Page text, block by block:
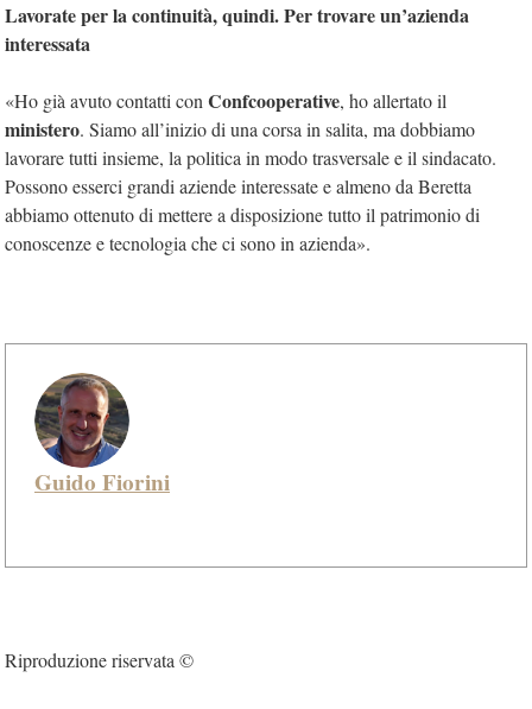
Lavorate per la continuità, quindi. Per trovare un’azienda
interessata
«Ho già avuto contatti conConfcooperative, ho allertato il
ministero. Siamo all’inizio di una corsa in salita, ma dobbiamo
lavorare tutti insieme, la politica in modo trasversale e il sindacato.
Possono esserci grandi aziende interessate e almeno da Beretta
abbiamo ottenuto di mettere a disposizione tutto il patrimonio di
conoscenze e tecnologia che ci sono in azienda».
Guido Fiorini
Riproduzione riservata ©